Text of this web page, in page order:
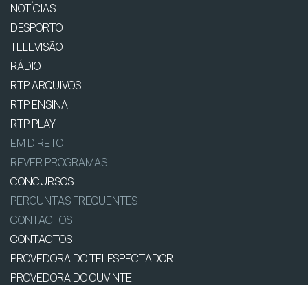
NOTÍCIAS
DESPORTO
TELEVISÃO
RÁDIO
RTP ARQUIVOS
RTP ENSINA
RTP PLAY
EM DIRETO
REVER PROGRAMAS
CONCURSOS
PERGUNTAS FREQUENTES
CONTACTOS
CONTACTOS
PROVEDORA DO TELESPECTADOR
PROVEDORA DO OUVINTE